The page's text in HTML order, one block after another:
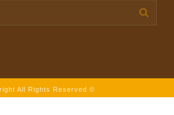
All Rights Reserved ©